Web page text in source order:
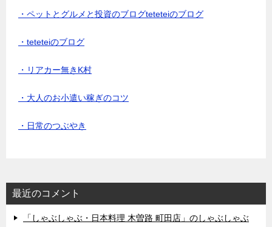
・ペットとグルメと投資のブログteteteiのブログ
・teteteiのブログ
・リアカー無きK村
・大人のお小遣い稼ぎのコツ
・日常のつぶやき
最近のコメント
「しゃぶしゃぶ・日本料理 木曽路 町田店」のしゃぶしゃぶ